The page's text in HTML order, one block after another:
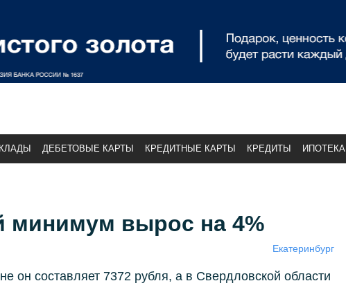
ДЕБЕТОВЫЕ КАРТЫ КРЕДИТНЫЕ КАРТЫ КРЕДИТЫ ИПОТЕКА
минимум вырос на 4%
Екатеринбург
он составляет 7372 рубля, а в Свердловской области